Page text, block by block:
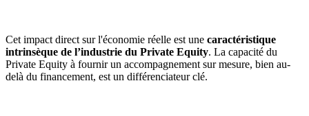
Cet impact direct sur l'économie réelle est une caractéristique
intrinsèque de l’industrie du Private Equity. La capacité du
Private Equity à fournir un accompagnement sur mesure, bien au-
delà du financement, est un différenciateur clé.